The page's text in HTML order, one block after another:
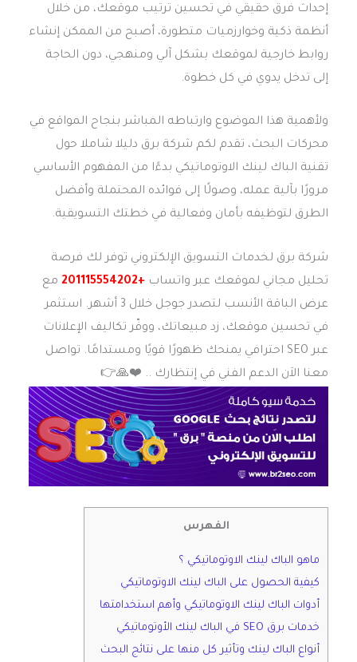
إحداث فرق حقيقي في تحسين ترتيب موقعك، من خلال
أنظمة ذكية وخوارزميات متطورة، أصبح من الممكن إنشاء
روابط خارجية لموقعك بشكل آلي ومنهجي، دون الحاجة
إلى تدخل يدوي في كل خطوة.
ولأهمية هذا الموضوع وارتباطه المباشر بنجاح المواقع في
محركات البحث، تقدم لكم شركة برق دليلا شاملا حول
تقنية الباك لينك الاوتوماتيكي بدءًا من المفهوم الأساسي
مرورًا بآلية عمله، وصولًا إلى فوائده المحتملة وأفضل
الطرق لتوظيفه بأمان وفعالية في خطتك التسويقية.
شركة برق لخدمات التسويق الإلكتروني توفر لك فرصة
تحليل مجاني لموقعك عبر واتساب +201115554202
مع
عرض الباقة الأنسب لتصدر جوجل خلال 3 أشهر. استثمر
في تحسين موقعك، زد مبيعاتك، ووفّر تكاليف الإعلانات
عبر SEO احترافي يمنحك ظهورًا قويًا ومستدامًا. تواصل
معنا الاَن الدعم الفني في إنتظارك .. ❤️️🙏👉
الفهرس
ماهو الباك لينك الاوتوماتيكي ؟
كيفية الحصول على الباك لينك الاوتوماتيكي
أدوات الباك لينك الاوتوماتيكي وأهم استخدامتها
خدمات برق SEO في الباك لينك الأوتوماتيكي
أنواع الباك لينك وتأثير كل منها على نتائج البحث